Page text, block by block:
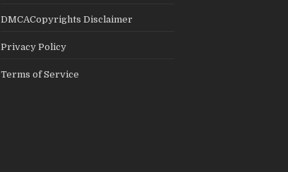
DMCACopyrights Disclaimer
Privacy Policy
Terms of Service